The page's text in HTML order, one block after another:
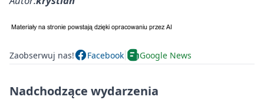
Zaobserwuj nas! Facebook Google News
Nadchodzące wydarzenia